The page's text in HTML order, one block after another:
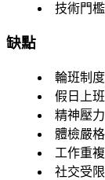
技術門檻
缺點
輪班制度
假日上班
精神壓力
體檢嚴格
工作重複
社交受限